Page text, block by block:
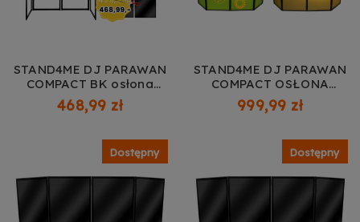
STAND4ME DJ PARAWAN
COMPACT BK osłona
ekran
468,99 zł
STAND4ME DJ PARAWAN
COMPACT OSŁONA
EKRAN + DJ MOBILE PRO
STATYW DJ +
999,99 zł
Dostępny Dostępny